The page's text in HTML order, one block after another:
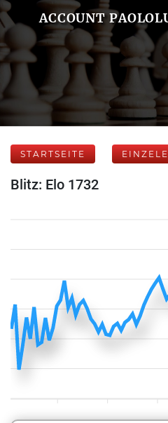
ACCOUNT
STARTSEITE
Blitz: Elo 1732